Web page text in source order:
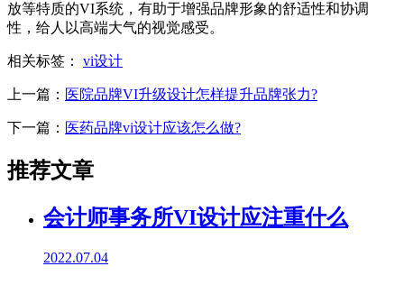
放等特质的VI系统，有助于增强品牌形象的舒适性和协调
性，给人以高端大气的视觉感受。
相关标签： vi设计
上一篇： 医院品牌VI升级设计怎样提升品牌张力?
下一篇： 医药品牌vi设计应该怎么做?
推荐文章
会计师事务所VI设计应注重什么
2022.07.04